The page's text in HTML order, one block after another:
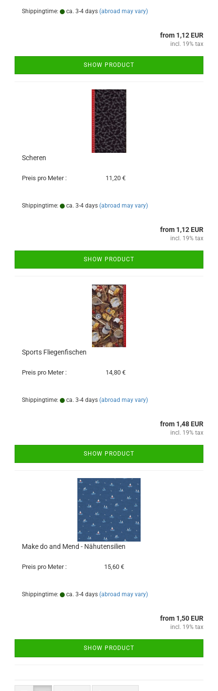
Shippingtime: ca. 3-4 days (abroad may vary)
from 1,12 EUR
incl. 19% tax
SHOW PRODUCT
Scheren
Preis pro Meter : 11,20 €
Shippingtime: ca. 3-4 days (abroad may vary)
from 1,12 EUR
incl. 19% tax
SHOW PRODUCT
Sports Fliegenfischen
Preis pro Meter : 14,80 €
Shippingtime: ca. 3-4 days (abroad may vary)
from 1,48 EUR
incl. 19% tax
SHOW PRODUCT
Make do and Mend - Nähutensilien
Preis pro Meter : 15,60 €
Shippingtime: ca. 3-4 days (abroad may vary)
from 1,50 EUR
incl. 19% tax
SHOW PRODUCT